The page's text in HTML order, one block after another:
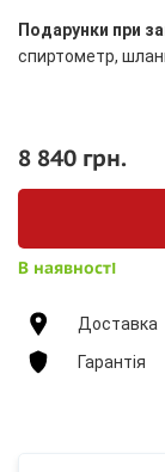
Подарунки при
спиртометр,
8 840 грн.
В наявності
Доставка
Гарантія